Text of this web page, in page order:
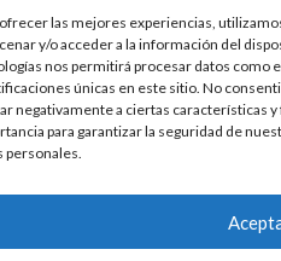
las mejores experiencias,
y/o acceder a la información del
nos permitirá procesar datos como
únicas en este sitio. No
negativamente a ciertas características
para garantizar la seguridad de
personales.